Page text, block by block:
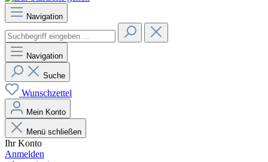
Navigation
Navigation
Suche
Wunschzettel
Mein Konto
Menü schließen
Ihr Konto
Anmelden